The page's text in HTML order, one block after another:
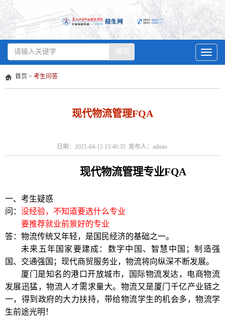
搜索
Toggle
首页 > 考生问答
现代物流管理FQA
日期：2021-04-15 15:46:35 发布人：admin
现代物流管理专业FQA
一、 考生疑惑
问： 没经验，不知道要选什么专业
要推荐就业前景好的专业
答： 物流传统又年轻，是国民经济的基础之一。
未来五年国家要建成：数字中国、智慧中国；制造强
国、交通强国；现代商贸服务业，物流将向纵深不断发展。
厦门是知名的港口开放城市，国际物流发达，电商物流
发展迅猛，物流人才需求量大。 物流又是厦门千亿产业链之
一，得到政府的大力扶持，带给物流学生的机会多，物流学
生前途光明！